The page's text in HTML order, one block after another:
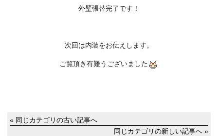
外壁張替完了です！
次回は内装をお伝えします。
ご覧頂き有難うございました
« 同じカテゴリの古い記事へ
同じカテゴリの新しい記事へ »